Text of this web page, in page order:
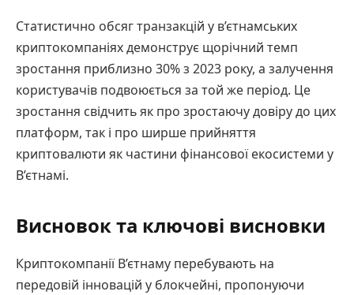
Статистично обсяг транзакцій у в’єтнамських
криптокомпаніях демонструє щорічний темп
зростання приблизно 30% з 2023 року, а залучення
користувачів подвоюється за той же період. Це
зростання свідчить як про зростаючу довіру до цих
платформ, так і про ширше прийняття
криптовалюти як частини фінансової екосистеми у
В’єтнамі.
Висновок та ключові висновки
Криптокомпанії В’єтнаму перебувають на
передовій інновацій у блокчейні, пропонуючи